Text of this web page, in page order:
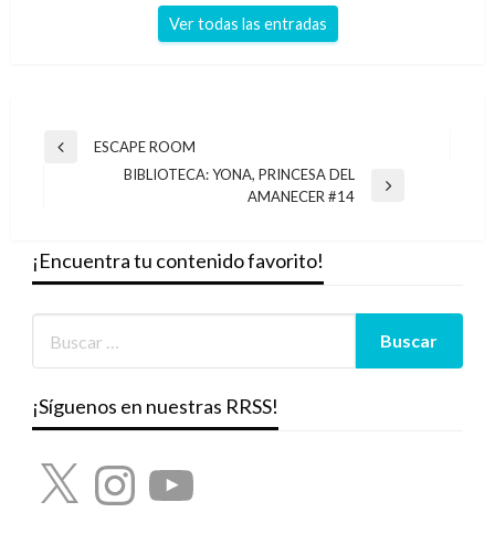
Ver todas las entradas
Navegación
Entrada
ESCAPE ROOM
BIBLIOTECA: YONA, PRINCESA DEL
AMANECER #14
¡Encuentra tu contenido favorito!
¡Síguenos en nuestras RRSS!
X InstagramYouTube